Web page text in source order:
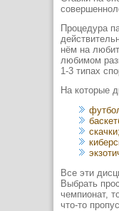
Процедура
нём на
любимом
1-3 типах
На которые
скачки;
Все эти
Выбрать
чемпионат,
что-то